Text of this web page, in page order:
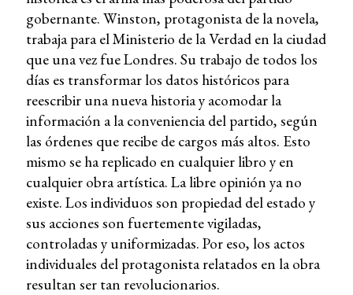
gobernante. Winston, protagonista de la novela,
trabaja para el Ministerio de la Verdad en la ciudad
que una vez fue Londres. Su trabajo de todos los
días es transformar los datos históricos para
reescribir una nueva historia y acomodar la
información a la conveniencia del partido, según
las órdenes que recibe de cargos más altos. Esto
mismo se ha replicado en cualquier libro y en
cualquier obra artística. La libre opinión ya no
existe. Los individuos son propiedad del estado y
sus acciones son fuertemente vigiladas,
controladas y uniformizadas. Por eso, los actos
individuales del protagonista relatados en la obra
resultan ser tan revolucionarios.